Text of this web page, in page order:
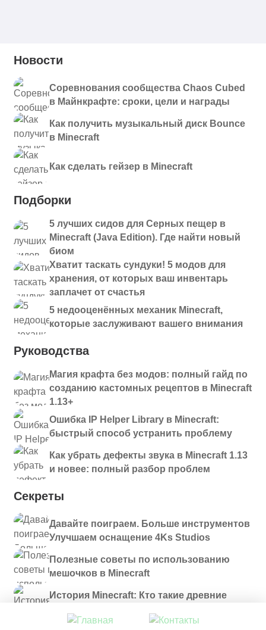
Новости
Соревнования сообщества Chaos Cubed
в Майнкрафте: сроки, цели и награды
Как получить музыкальный диск Bounce
в Minecraft
Как сделать гейзер в Minecraft
Подборки
5 лучших сидов для Серных пещер в
Minecraft (Java Edition). Где найти новый
биом
Хватит таскать сундуки! 5 модов для
хранения, от которых ваш инвентарь
заплачет от счастья
5 недооценённых механик Minecraft,
которые заслуживают вашего внимания
Руководства
Магия крафта без модов: полный гайд по
созданию кастомных рецептов в Minecraft
1.13+
Ошибка IP Helper Library в Minecraft:
быстрый способ устранить проблему
Как убрать дефекты звука в Minecraft 1.13
и новее: полный разбор проблем
Секреты
Давайте поиграем. Больше инструментов
Улучшаем оснащение 4Ks Studios
Полезные советы по использованию
мешочков в Minecraft
История Minecraft: Кто такие древние